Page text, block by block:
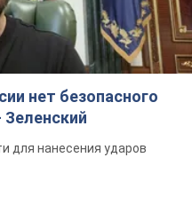
нет безопасного
Зеленский
для нанесения ударов